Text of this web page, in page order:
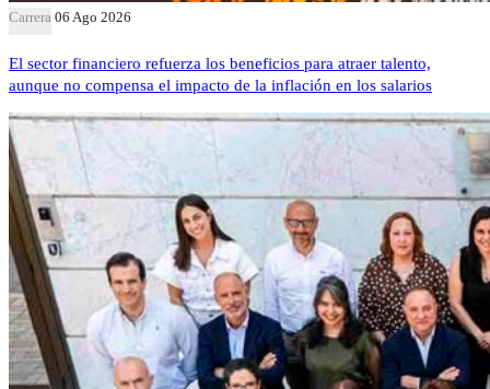
Carrera 06 Ago 2026
El sector financiero refuerza los beneficios para atraer talento,
aunque no compensa el impacto de la inflación en los salarios